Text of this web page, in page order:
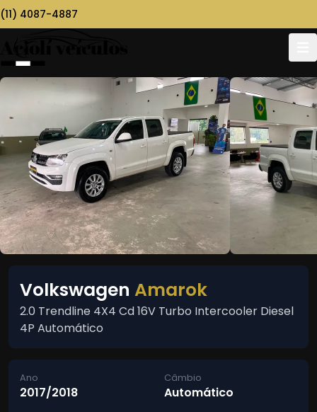
(11) 4087-4887
Volkswagen Amarok
2.0 Trendline 4X4 Cd 16V Turbo Intercooler Diesel
4P Automático
Ano
2017/2018
Câmbio
Automático